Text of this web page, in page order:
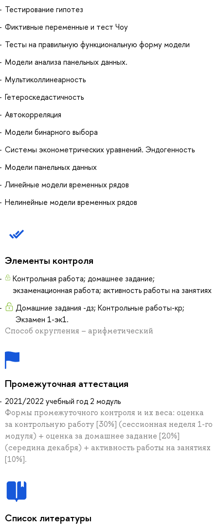
Тестирование гипотез
Фиктивные переменные и тест Чоу
Тесты на правильную функциональную форму модели
Модели анализа панельных данных.
Мультиколлинеарность
Гетероскедастичность
Автокорреляция
Модели бинарного выбора
Системы эконометрических уравнений. Эндогенность
Модели панельных данных
Линейные модели временных рядов
Нелинейные модели временных рядов
Элементы контроля
Контрольная работа; домашнее задание;
экзаменационная работа; активность работы на занятиях
Домашние задания -дз; Контрольные работы-кр;
Экзамен 1-эк1.
Способ округления – арифметический
Промежуточная аттестация
2021/2022 учебный год 2 модуль
Формы промежуточного контроля и их веса: оценка
за контрольную работу [30%] (сессионная неделя 1-го
модуля) + оценка за домашнее задание [20%]
(середина декабря) + активность работы на занятиях
[10%].
Список литературы